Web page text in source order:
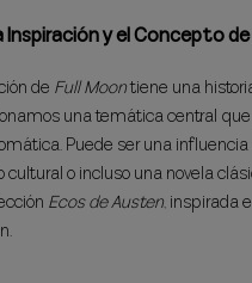
Inspiración y el Concepto
de Full Moontiene una
una temática central
Puede ser una influencia
o incluso una novela
Ecos de Austen, inspirada